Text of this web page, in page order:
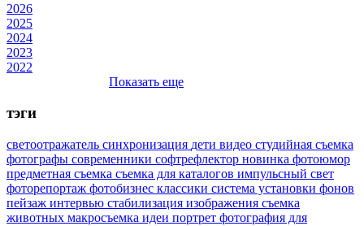
2026
2025
2024
2023
2022
Показать еще
тэги
светоотражатель синхронизация дети видео студийная съемка
фотографы современники софтрефлектор новинка фотоюмор
предметная съемка съемка для каталогов импульсный свет
фоторепортаж фотобизнес классики система установки фонов
пейзаж интервью стабилизация изображения съемка
животных макросъемка идеи портрет фотография для